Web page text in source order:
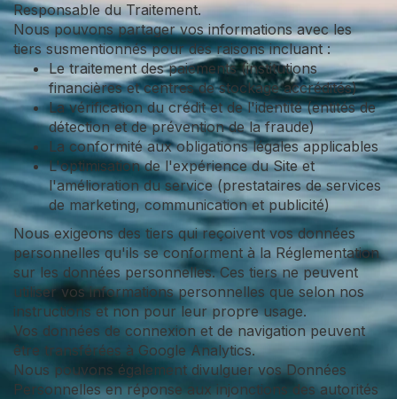
Responsable du Traitement.
Nous pouvons partager vos informations avec les
tiers susmentionnés pour des raisons incluant :
Le traitement des paiements (institutions
financières et centres de stockage accrédités)
La vérification du crédit et de l'identité (entités de
détection et de prévention de la fraude)
La conformité aux obligations légales applicables
L'optimisation de l'expérience du Site et
l'amélioration du service (prestataires de services
de marketing, communication et publicité)
Nous exigeons des tiers qui reçoivent vos données
personnelles qu'ils se conforment à la Réglementation
sur les données personnelles. Ces tiers ne peuvent
utiliser vos informations personnelles que selon nos
instructions et non pour leur propre usage.
Vos données de connexion et de navigation peuvent
être transférées à Google Analytics.
Nous pouvons également divulguer vos Données
Personnelles en réponse aux injonctions des autorités